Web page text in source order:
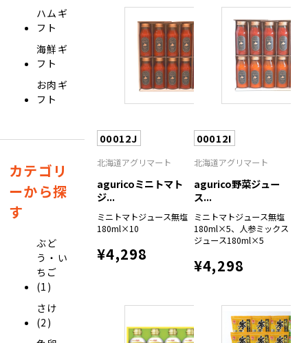
ハムギ
フト
海鮮ギ
フト
お肉ギ
フト
カテゴリ
ーから探
す
ぶど
う・い
ちご
(1)
さけ
(2)
00012J
北海道アグリマート
aguricoミニトマト
ジ...
ミニトマトジュース無塩
180ml×10
¥4,298
00012I
北海道アグリマート
agurico野菜ジュー
ス...
ミニトマトジュース無塩
180ml×5、人参ミックス
ジュース180ml×5
¥4,298